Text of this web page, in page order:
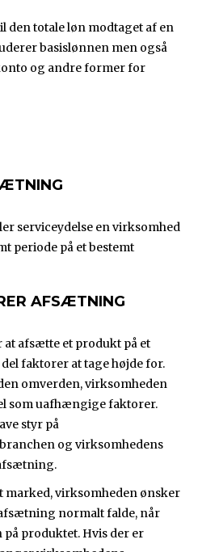
den totale løn modtaget af en
basislønnen men også
og andre former for
serviceydelse en virksomhed
periode på et bestemt
AFSÆTNING
afsætte et produkt på et
faktorer at tage højde for.
omverden, virksomheden
som uafhængige faktorer.
styr på
og virksomhedens
marked, virksomheden ønsker
normalt falde, når
produktet. Hvis der er